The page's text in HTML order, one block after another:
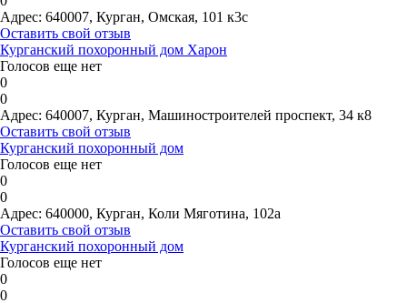
Адрес: 640007, Курган, Омская, 101 к3с
Оставить свой отзыв
Курганский похоронный дом Харон
Голосов еще нет
0
0
Адрес: 640007, Курган, Машиностроителей проспект, 34 к8
Оставить свой отзыв
Курганский похоронный дом
Голосов еще нет
0
0
Адрес: 640000, Курган, Коли Мяготина, 102а
Оставить свой отзыв
Курганский похоронный дом
Голосов еще нет
0
0